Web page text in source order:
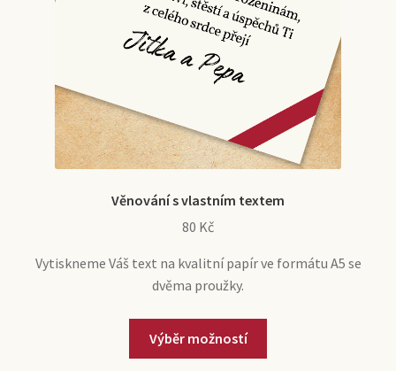
produktu
Věnování s vlastním textem
80 Kč
Vytiskneme Váš text na kvalitní papír ve formátu A5 se
dvěma proužky.
Výběr možností